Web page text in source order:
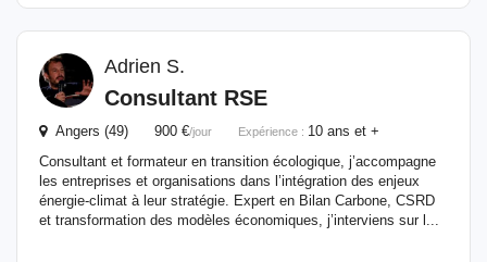
Adrien S.
Consultant RSE
Angers (49) 900 €/jour Expérience : 10 ans et +
Consultant et formateur en transition écologique, j’accompagne
les entreprises et organisations dans l’intégration des enjeux
énergie-climat à leur stratégie. Expert en Bilan Carbone, CSRD
et transformation des modèles économiques, j’interviens sur l...